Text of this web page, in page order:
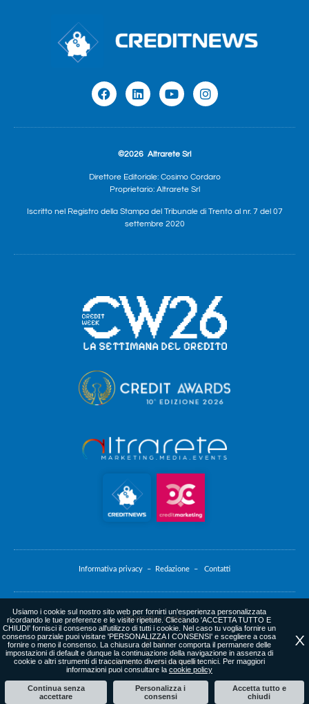
©2026 Altrarete Srl
Direttore Editoriale: Cosimo Cordaro
Proprietario: Altrarete Srl
Iscritto nel Registro della Stampa del Tribunale di Trento al nr. 7 del 07
settembre 2020
Informativa privacy – Redazione – Contatti
Informativa cookie
web agency: altrarete.com
X
Usiamo i cookie sul nostro sito web per fornirti un'esperienza personalizzata
ricordando le tue preferenze e le visite ripetute. Cliccando 'ACCETTA TUTTO E
CHIUDI' fornisci il consenso all'utilizzo di tutti i cookie. Nel caso tu voglia fornire un
consenso parziale puoi visitare 'PERSONALIZZA I CONSENSI' e scegliere a cosa
fornire o meno il consenso. La chiusura del banner comporta il permanere delle
impostazioni di default e dunque la continuazione della navigazione in assenza di
cookie o altri strumenti di tracciamento diversi da quelli tecnici. Per maggiori
informazioni puoi consultare la cookie policy
Continua senza
accettare
Personalizza i
consensi
Accetta tutto e
chiudi